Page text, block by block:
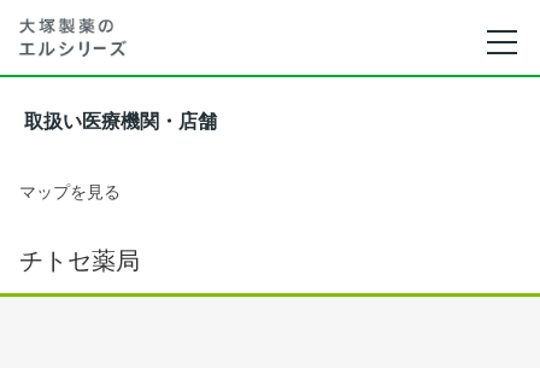
取扱い医療機関・店舗
マップを見る
チトセ薬局